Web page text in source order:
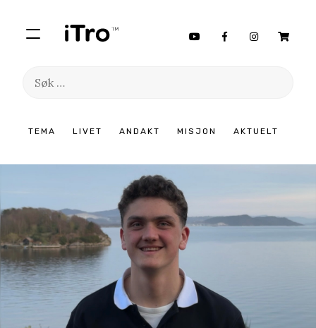
TEMA LIVET ANDAKT MISJON AKTUELT
Søk
innhold